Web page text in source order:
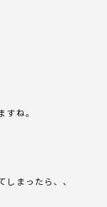
ね。
まったら、、